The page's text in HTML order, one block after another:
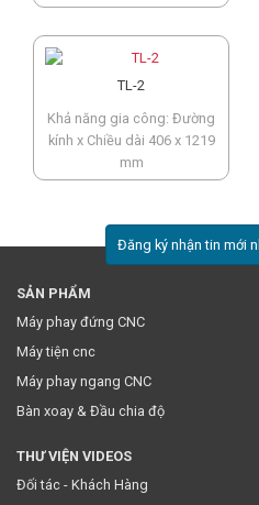
TL-2
Khả năng gia công: Đường
kính x Chiều dài 406 x 1219
mm
Đăng ký nhận tin mới
* Việc này đồng nghĩa với
SẢN PHẨM
Máy phay đứng CNC
Máy tiện cnc
Máy phay ngang CNC
Bàn xoay & Đầu chia độ
THƯ VIỆN VIDEOS
Đối tác - Khách Hàng